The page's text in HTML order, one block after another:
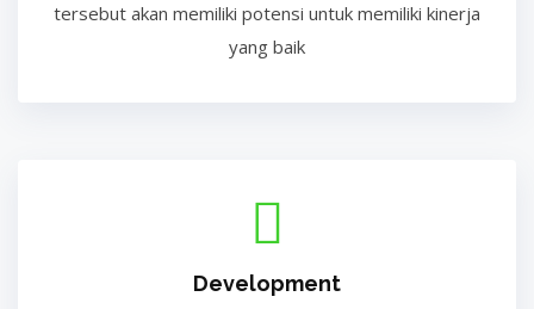
tersebut akan memiliki potensi untuk memiliki kinerja
yang baik
Development